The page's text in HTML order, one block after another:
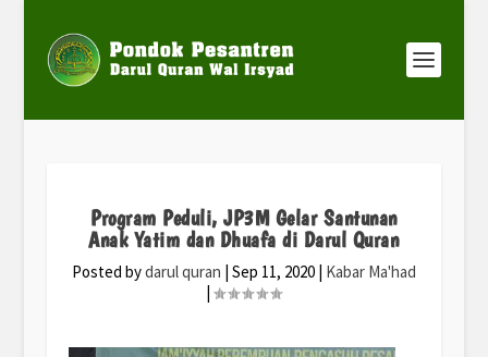
Program Peduli, JP3M Gelar Santunan
Anak Yatim dan Dhuafa di Darul Quran
Posted bydarul quran | Sep 11, 2020| Kabar Ma'had
|